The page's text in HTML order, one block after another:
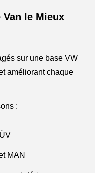
le Mieux
sur une base VW
améliorant chaque
:
MAN